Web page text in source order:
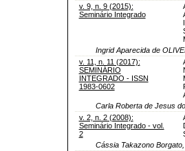
v. 9, n. 9 (2015):
Seminário Integrado
Ingrid Aparecida de
v. 11, n. 11 (2017):
SEMINÁRIO
INTEGRADO - ISSN
1983-0602
Carla Roberta de Jesus
v. 2, n. 2 (2008):
Seminário Integrado - vol.
2
Cássia Takazono